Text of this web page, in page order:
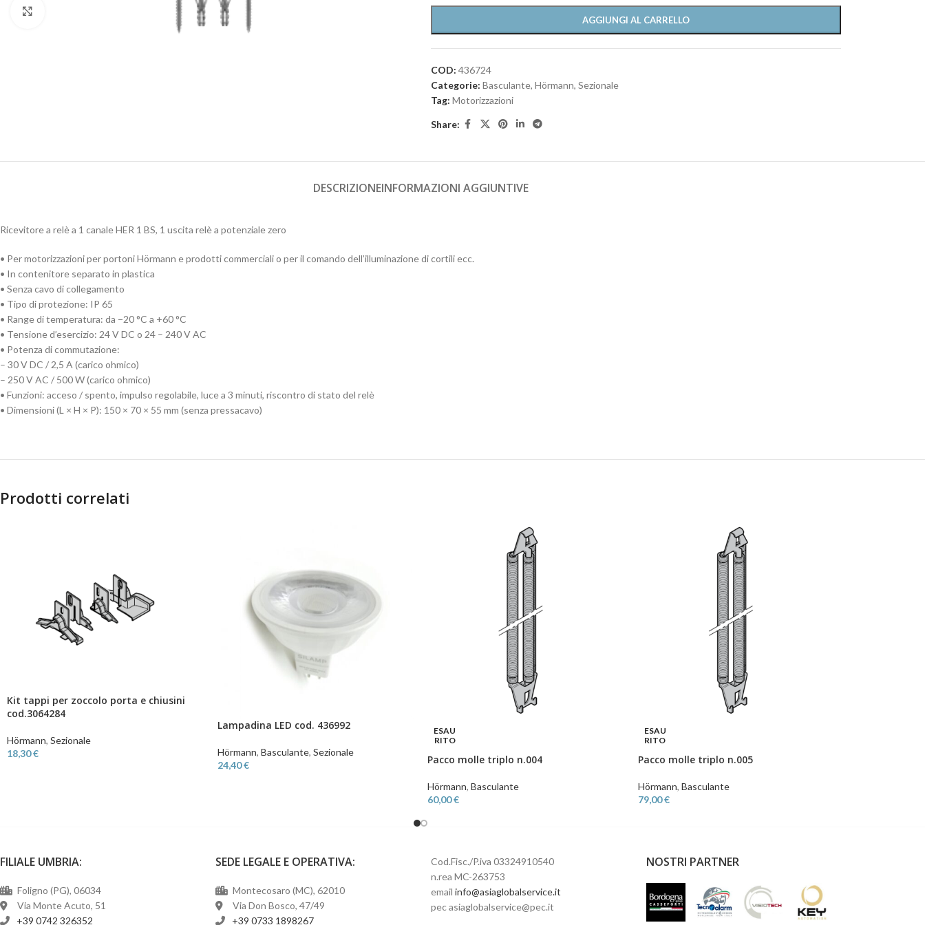
AGGIUNGI AL CARRELLO
COD: 436724
Categorie: Basculante, Hörmann, Sezionale
Tag: Motorizzazioni
Share:
DESCRIZIONEINFORMAZIONI AGGIUNTIVE
Ricevitore a relè a 1 canale HER 1 BS, 1 uscita relè a potenziale zero
• Per motorizzazioni per portoni Hörmann e prodotti commerciali o per il comando dell’illuminazione di cortili ecc.
• In contenitore separato in plastica
• Senza cavo di collegamento
• Tipo di protezione: IP 65
• Range di temperatura: da −20 °C a +60 °C
• Tensione d’esercizio: 24 V DC o 24 – 240 V AC
• Potenza di commutazione:
– 30 V DC / 2,5 A (carico ohmico)
– 250 V AC / 500 W (carico ohmico)
• Funzioni: acceso / spento, impulso regolabile, luce a 3 minuti, riscontro di stato del relè
• Dimensioni (L × H × P): 150 × 70 × 55 mm (senza pressacavo)
Prodotti correlati
Kit tappi per zoccolo porta e chiusini
cod.3064284
Hörmann, Sezionale
18,30€
Lampadina LED cod. 436992
Hörmann, Basculante, Sezionale
24,40€
ESAU
RITO
Pacco molle triplo n.004
Hörmann, Basculante
60,00€
ESAU
RITO
Pacco molle triplo n.005
Hörmann, Basculante
79,00€
FILIALE UMBRIA:
Foligno (PG), 06034
Via Monte Acuto, 51
+39 0742 326352
SEDE LEGALE E OPERATIVA:
Montecosaro (MC), 62010
Via Don Bosco, 47/49
+39 0733 1898267
Cod.Fisc./P.iva 03324910540
n.rea MC-263753
email info@asiaglobalservice.it
pec asiaglobalservice@pec.it
NOSTRI PARTNER